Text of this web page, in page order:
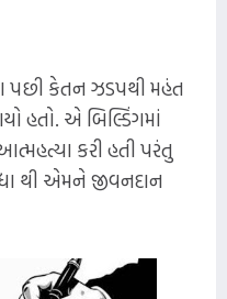
પછી કેતન ઝડપથી મહંત
હતો. એ બિલ્ડિંગમાં
કરી હતી પરંતુ
થી એમને જીવનદાન